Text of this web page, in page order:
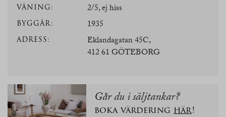
VÅNING: 2/5, ej hiss
BYGGÅR: 1935
ADRESS:
Eklandagatan 45C,
412 61 GÖTEBORG
Går du i säljtankar?
boka värdering här!